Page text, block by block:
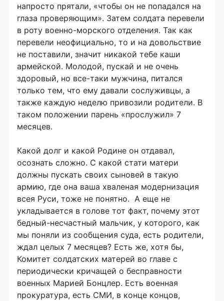
напросто прятали, «чтобы он не попадался на
глаза проверяющим». Затем солдата перевели
в роту военно-морского отделения. Так как
перевели неофициально, то и на довольствие
не поставили, значит никакой тебе каши
армейской. Молодой, пускай и не очень
здоровый, но все-таки мужчина, питался
только тем, что ему давали сослуживцы, а
также каждую неделю привозили родители. В
таком положении парень «прослужил» 7
месяцев.
Какой долг и какой Родине он отдавал,
осознать сложно. С какой стати матери
должны пускать своих сыновей в такую
армию, где она ваша хваленая модернизация
всея Руси, тоже не понятно. А еще не
укладывается в голове тот факт, почему этот
бедный-несчастный мальчик, у которого, как
мы поняли из сообщения суда, есть родители,
ждал целых 7 месяцев? Есть же, хотя бы,
Комитет солдатских матерей во главе с
периодически кричащей о бесправности
военных Марией Бонцлер. Есть военная
прокуратура, есть СМИ, в конце концов,